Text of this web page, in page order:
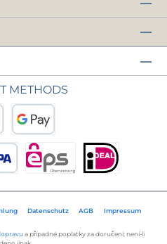
METHODS
Datenschutz AGB Impressum
a případné poplatky za doručení, není-li